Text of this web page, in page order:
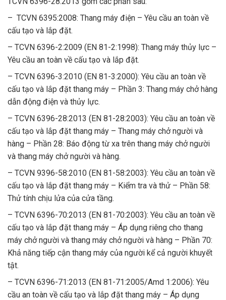
– TCVN 6395:2008: Thang máy điện – Yêu cầu an toàn về
cấu tạo và lắp đặt.
– TCVN 6396-2:2009 (EN 81-2:1998): Thang máy thủy lực –
Yêu cầu an toàn về cấu tạo và lắp đặt.
– TCVN 6396-3:2010 (EN 81-3:2000): Yêu cầu an toàn về
cấu tạo và lắp đặt thang máy – Phần 3: Thang máy chở hàng
dẫn động điện và thủy lực.
– TCVN 6396-28:2013 (EN 81-28:2003): Yêu cầu an toàn về
cấu tạo và lắp đặt thang máy – Thang máy chở người và
hàng – Phần 28: Báo động từ xa trên thang máy chở người
và thang máy chở người và hàng.
– TCVN 9396-58:2010 (EN 81-58:2003): Yêu cầu an toàn về
cấu tạo và lắp đặt thang máy – Kiểm tra và thử – Phần 58:
Thử tính chịu lửa của cửa tầng.
– TCVN 6396-70:2013 (EN 81-70:2003): Yêu cầu an toàn về
cấu tạo và lắp đặt thang máy – Áp dụng riêng cho thang
máy chở người và thang máy chở người và hàng – Phần 70:
Khả năng tiếp cận thang máy của người kể cả người khuyết
tật.
– TCVN 6396-71:2013 (EN 81-71:2005/Amd 1:2006): Yêu
cầu an toàn về cấu tạo và lắp đặt thang máy – Áp dụng